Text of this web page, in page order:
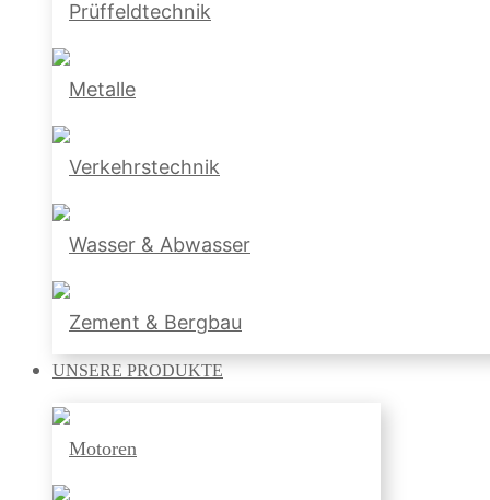
Prüffeldtechnik
Metalle
Verkehrstechnik
Wasser & Abwasser
Zement & Bergbau
UNSERE PRODUKTE
Motoren